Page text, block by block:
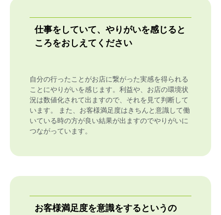
仕事をしていて、やりがいを感じると
ころをおしえてください
自分の行ったことがお店に繋がった実感を得られる
ことにやりがいを感じます。利益や、お店の環境状
況は数値化されて出ますので、それを見て判断して
います。 また、お客様満足度はきちんと意識して働
いている時の方が良い結果が出ますのでやりがいに
つながっています。
お客様満足度を意識をするというの